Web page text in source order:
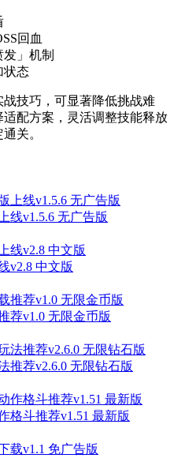
回血
」机制
状态
技巧，可显著降低挑战难
配方案，灵活调整技能释放
关。
线v1.5.6 无广告版
v2.8 中文版
荐v1.0 无限金币版
推荐v2.6.0 无限钻石版
格斗推荐v1.51 最新版